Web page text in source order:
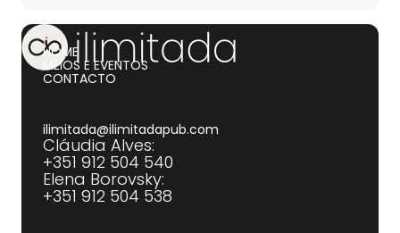
HOME
MEIOS E EVENTOS
CONTACTO
ilimitada@ilimitadapub.com
Cláudia Alves:
+351 912 504 540‍
Elena Borovsky:
+351 912 504 538